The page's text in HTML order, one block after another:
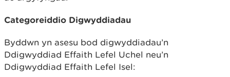
Categoreiddio Digwyddiadau
Byddwn yn asesu bod digwyddiadau’n
Ddigwyddiad Effaith Lefel Uchel neu’n
Ddigwyddiad Effaith Lefel Isel: